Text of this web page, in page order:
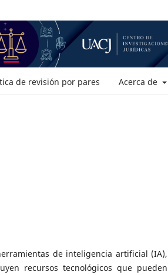
de revisión por pares Acerca de
de inteligencia artificial (IA),
recursos tecnológicos que pueden